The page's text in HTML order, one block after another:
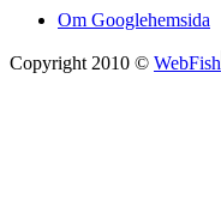
Om Googlehemsida
Copyright 2010 © WebFish